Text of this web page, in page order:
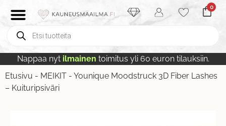
0
Nappaa nyt ilmainen toimitus yli 60 euron tilauksiin.
Etusivu - MEIKIT - Younique Moodstruck 3D Fiber Lashes
– Kuituripsiväri